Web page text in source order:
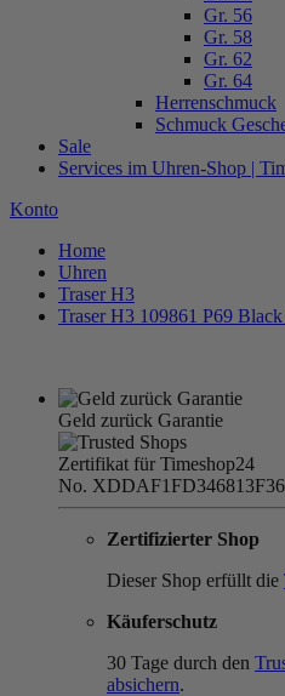
Gr. 56
Gr. 58
Gr. 62
Gr. 64
Herrenschmuck
Schmuck
Sale
Services im Uhren-Shop |
Konto
Home
Uhren
Traser H3
Traser H3 109861 P69
Geld zurück Garantie
Zertifikat für Timeshop24
No.
Zertifizierter Shop
Dieser Shop erfüllt die
Käuferschutz
30 Tage durch den
absichern.